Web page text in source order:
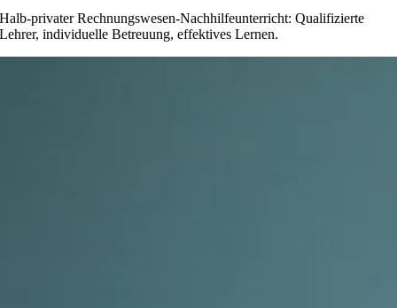
Halb-privater Rechnungswesen-Nachhilfeunterricht: Qualifizierte
Lehrer, individuelle Betreuung, effektives Lernen.